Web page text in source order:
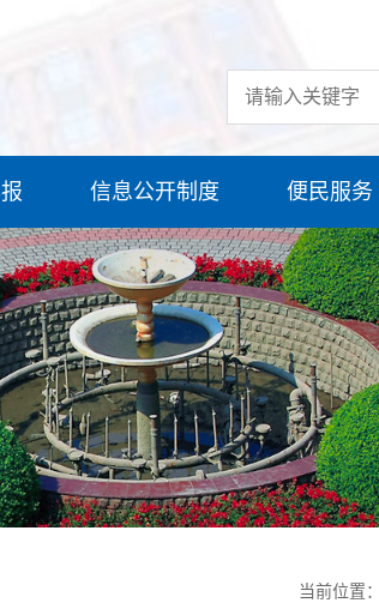
信息公开制度 便民服务
当前位置：